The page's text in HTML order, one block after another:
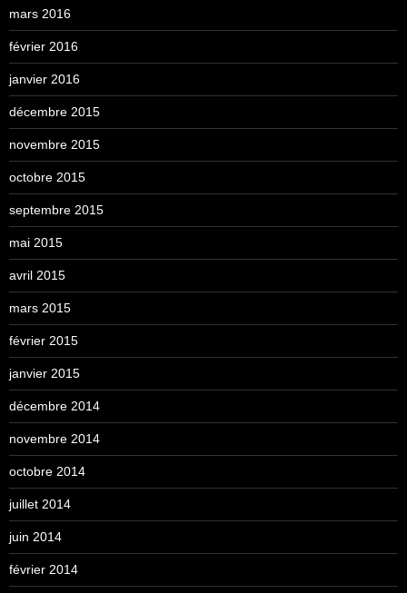
mars 2016
février 2016
janvier 2016
décembre 2015
novembre 2015
octobre 2015
septembre 2015
mai 2015
avril 2015
mars 2015
février 2015
janvier 2015
décembre 2014
novembre 2014
octobre 2014
juillet 2014
juin 2014
février 2014